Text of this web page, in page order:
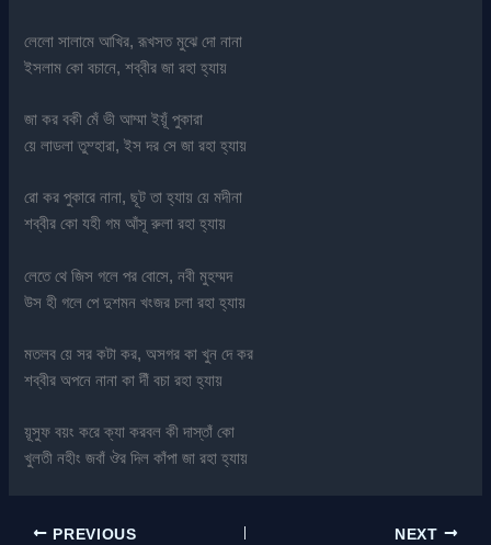
লেলো সালামে আখির, রূখসত মুঝে দো নানা
ইসলাম কো বচানে, শব্বীর জা রহা হ্যায়
জা কর বকী মেঁ ভী আম্মা ইয়ূঁ পুকারা
য়ে লাডলা তুম্হারা, ইস দর সে জা রহা হ্যায়
রো কর পুকারে নানা, ছূট তা হ্যায় য়ে মদীনা
শব্বীর কো যহী গম আঁসূ রুলা রহা হ্যায়
লেতে থে জিস গলে পর বোসে, নবী মুহম্মদ
উস হী গলে পে দুশমন খংজর চলা রহা হ্যায়
মতলব য়ে সর কটা কর, অসগর কা খুন দে কর
শব্বীর অপনে নানা কা দীঁ বচা রহা হ্যায়
য়ূসুফ বয়ং করে ক্যা করবল কী দাস্তাঁ কো
খুলতী নহীং জবাঁ ঔর দিল কাঁপা জা রহা হ্যায়
PREVIOUS NEXT